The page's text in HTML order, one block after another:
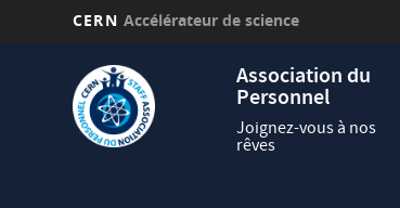
CERN Accélérateur de science
Association du
Personnel
Joignez-vous à nos
rêves